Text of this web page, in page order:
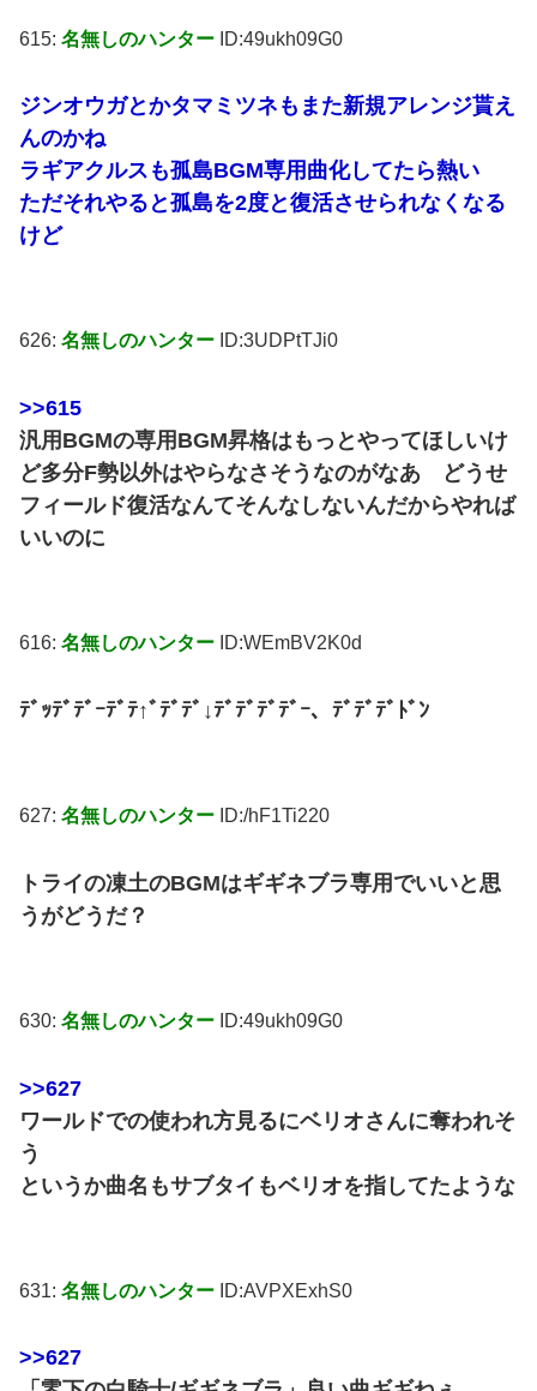
615: 名無しのハンター ID:49ukh09G0
ジンオウガとかタマミツネもまた新規アレンジ貰え
んのかね
ラギアクルスも孤島BGM専用曲化してたら熱い
ただそれやると孤島を2度と復活させられなくなる
けど
626: 名無しのハンター ID:3UDPtTJi0
>>615
汎用BGMの専用BGM昇格はもっとやってほしいけ
ど多分F勢以外はやらなさそうなのがなあ どうせ
フィールド復活なんてそんなしないんだからやれば
いいのに
616: 名無しのハンター ID:WEmBV2K0d
ﾃﾞｯﾃﾞﾃﾞｰﾃﾞﾃ↑ﾞﾃﾞﾃﾞ↓ﾃﾞﾃﾞﾃﾞﾃﾞｰ、ﾃﾞﾃﾞﾃﾞﾄﾞﾝ
627: 名無しのハンター ID:/hF1Ti220
トライの凍土のBGMはギギネブラ専用でいいと思
うがどうだ？
630: 名無しのハンター ID:49ukh09G0
>>627
ワールドでの使われ方見るにベリオさんに奪われそ
う
というか曲名もサブタイもベリオを指してたような
631: 名無しのハンター ID:AVPXExhS0
>>627